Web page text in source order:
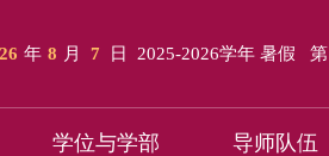
年 8 月 7 日 2025-2026学年 暑假 第
学位与学部 导师队伍